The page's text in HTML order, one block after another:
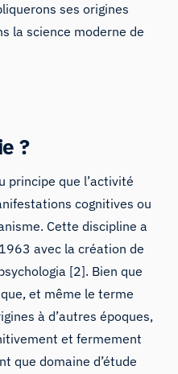
ses origines
la science moderne de
?
principe que l’activité
cognitives ou
Cette discipline a
avec la création de
[2]. Bien que
et même le terme
à d’autres époques,
et fermement
que domaine d’étude